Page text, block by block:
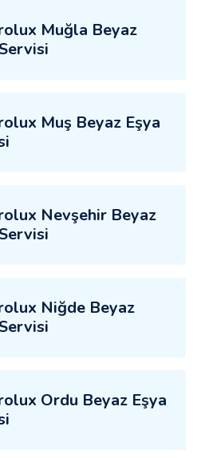
Muğla Beyaz
Muş Beyaz Eşya
Nevşehir Beyaz
Niğde Beyaz
Ordu Beyaz Eşya